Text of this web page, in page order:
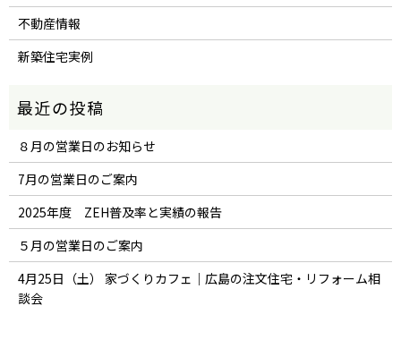
不動産情報
新築住宅実例
８月の営業日のお知らせ
7月の営業日のご案内
2025年度 ZEH普及率と実績の報告
５月の営業日のご案内
4月25日（土） 家づくりカフェ｜広島の注文住宅・リフォーム相
談会